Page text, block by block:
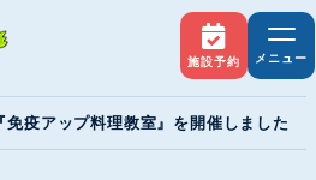
施設予約 メニュー
『免疫アップ料理教室』を開催しました